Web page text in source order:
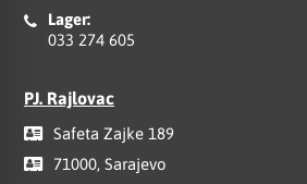
Lager:
033 274 605
PJ. Rajlovac
Safeta Zajke 189
71000, Sarajevo